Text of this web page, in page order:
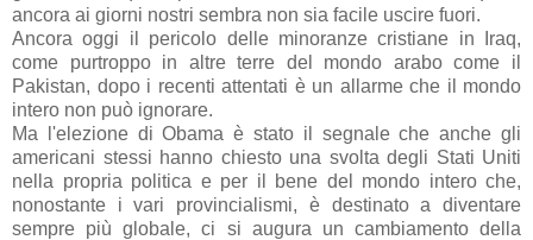
ancora ai giorni nostri sembra non sia facile uscire fuori.
Ancora oggi il pericolo delle minoranze cristiane in Iraq,
come purtroppo in altre terre del mondo arabo come il
Pakistan, dopo i recenti attentati è un allarme che il mondo
intero non può ignorare.
Ma l'elezione di Obama è stato il segnale che anche gli
americani stessi hanno chiesto una svolta degli Stati Uniti
nella propria politica e per il bene del mondo intero che,
nonostante i vari provincialismi, è destinato a diventare
sempre più globale, ci si augura un cambiamento della